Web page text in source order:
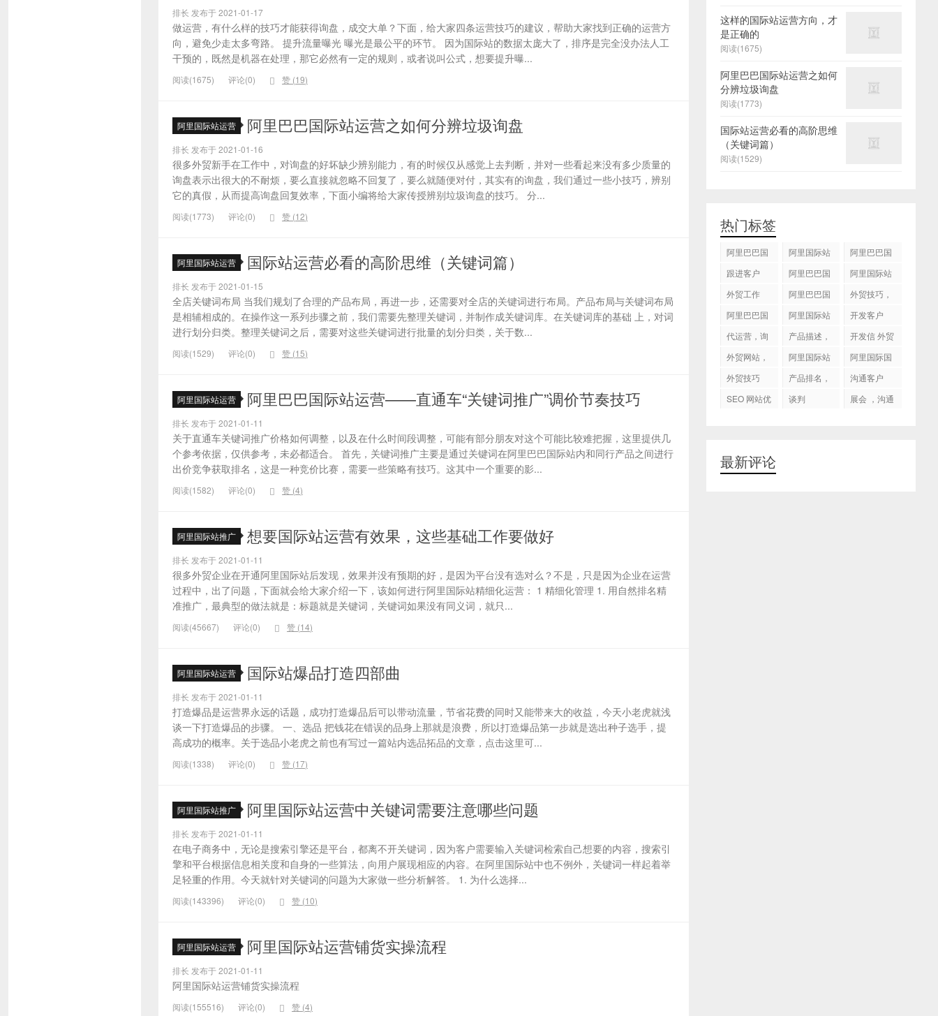
排长 发布于 2021-01-17
做运营，有什么样的技巧才能获得询盘，成交大单？下面，给大家四条运营技巧的建议，帮助大家找到正确的运营方
向，避免少走太多弯路。 提升流量曝光 曝光是最公平的环节。 因为国际站的数据太庞大了，排序是完全没办法人工
干预的，既然是机器在处理，那它必然有一定的规则，或者说叫公式，想要提升曝...
阅读(1675) 评论(0) 赞 (19)
阿里国际站运营 阿里巴巴国际站运营之如何分辨垃圾询盘
排长 发布于 2021-01-16
很多外贸新手在工作中，对询盘的好坏缺少辨别能力，有的时候仅从感觉上去判断，并对一些看起来没有多少质量的
询盘表示出很大的不耐烦，要么直接就忽略不回复了，要么就随便对付，其实有的询盘，我们通过一些小技巧，辨别
它的真假，从而提高询盘回复效率，下面小编将给大家传授辨别垃圾询盘的技巧。 分...
阅读(1773) 评论(0) 赞 (12)
阿里国际站运营 国际站运营必看的高阶思维（关键词篇）
排长 发布于 2021-01-15
全店关键词布局 当我们规划了合理的产品布局，再进一步，还需要对全店的关键词进行布局。产品布局与关键词布局
是相辅相成的。在操作这一系列步骤之前，我们需要先整理关键词，并制作成关键词库。在关键词库的基础 上，对词
进行划分归类。整理关键词之后，需要对这些关键词进行批量的划分归类，关于数...
阅读(1529) 评论(0) 赞 (15)
阿里国际站运营 阿里巴巴国际站运营——直通车“关键词推广”调价节奏技巧
排长 发布于 2021-01-11
关于直通车关键词推广价格如何调整，以及在什么时间段调整，可能有部分朋友对这个可能比较难把握，这里提供几
个参考依据，仅供参考，未必都适合。 首先，关键词推广主要是通过关键词在阿里巴巴国际站内和同行产品之间进行
出价竞争获取排名，这是一种竞价比赛，需要一些策略有技巧。这其中一个重要的影...
阅读(1582) 评论(0) 赞 (4)
阿里国际站推广 想要国际站运营有效果，这些基础工作要做好
排长 发布于 2021-01-11
很多外贸企业在开通阿里国际站后发现，效果并没有预期的好，是因为平台没有选对么？不是，只是因为企业在运营
过程中，出了问题，下面就会给大家介绍一下，该如何进行阿里国际站精细化运营： 1 精细化管理 1. 用自然排名精
准推广，最典型的做法就是：标题就是关键词，关键词如果没有同义词，就只...
阅读(45667) 评论(0) 赞 (14)
阿里国际站运营 国际站爆品打造四部曲
排长 发布于 2021-01-11
打造爆品是运营界永远的话题，成功打造爆品后可以带动流量，节省花费的同时又能带来大的收益，今天小老虎就浅
谈一下打造爆品的步骤。 一、选品 把钱花在错误的品身上那就是浪费，所以打造爆品第一步就是选出种子选手，提
高成功的概率。关于选品小老虎之前也有写过一篇站内选品拓品的文章，点击这里可...
阅读(1338) 评论(0) 赞 (17)
阿里国际站推广 阿里国际站运营中关键词需要注意哪些问题
排长 发布于 2021-01-11
在电子商务中，无论是搜索引擎还是平台，都离不开关键词，因为客户需要输入关键词检索自己想要的内容，搜索引
擎和平台根据信息相关度和自身的一些算法，向用户展现相应的内容。在阿里国际站中也不例外，关键词一样起着举
足轻重的作用。今天就针对关键词的问题为大家做一些分析解答。 1. 为什么选择...
阅读(143396) 评论(0) 赞 (10)
阿里国际站运营 阿里国际站运营铺货实操流程
排长 发布于 2021-01-11
阿里国际站运营铺货实操流程
阅读(155516) 评论(0) 赞 (4)
这样的国际站运营方向，才
是正确的
阅读(1675)
阿里巴巴国际站运营之如何
分辨垃圾询盘
阅读(1773)
国际站运营必看的高阶思维
（关键词篇）
阅读(1529)
热门标签
阿里巴巴国
阿里国际站
国际站托管
服务，阿里
服务
阿里巴巴国
跟进客户
阿里巴巴国
阿里国际站
外贸工作
阿里巴巴国
作
外贸技巧，
阿里巴巴国
化
阿里国际站
开发客户
代运营，询
产品描述，
开发信 外贸
外贸网站，
阿里国际站
阿里国际国
外贸技巧
产品排名，
沟通客户
SEO 网站优
谈判
展会 ，沟通
最新评论